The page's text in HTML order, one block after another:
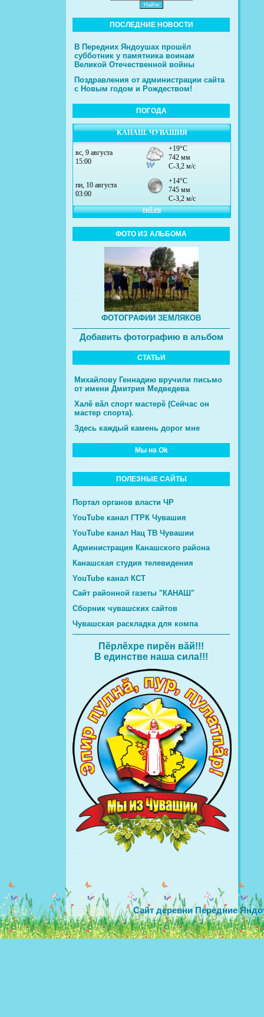
ПОСЛЕДНИЕ НОВОСТИ
В Передних Яндоушах прошёл
субботник у памятника воинам
Великой Отечественной войны
Поздравления от администрации сайта
с Новым годом и Рождеством!
ПОГОДА
КАНАШ. ЧУВАШИЯ
ФОТО ИЗ АЛЬБОМА
ФОТОГРАФИИ ЗЕМЛЯКОВ
Добавить фотографию в альбом
СТАТЬИ
Михайлову Геннадию вручили письмо
от имени Дмитрия Медведева
Халĕ вăл спорт мастерĕ (Сейчас он
мастер спорта).
Здесь каждый камень дорог мне
Мы на Ok
ПОЛЕЗНЫЕ САЙТЫ
Портал органов власти ЧР
YouTube канал ГТРК Чувашия
YouTube канал Нац ТВ Чувашии
Администрация Канашского района
Канашская студия телевидения
YouTube канал КСТ
Сайт районной газеты "КАНАШ"
Сборник чувашских сайтов
Чувашская раскладка для компа
Пĕрлĕхре пирĕн вăй!!!
В единстве наша сила!!!
Сайт деревни Передние